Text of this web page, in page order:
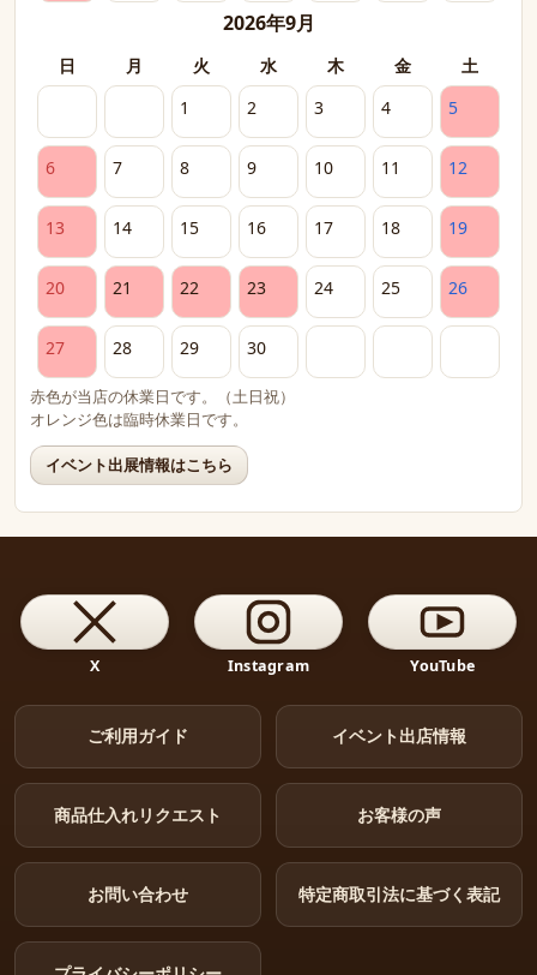
2026年9月
日 月 火 水 木 金
土
1
2 3 4 5
6 7 8 9 10 11 12
13 14 15 16 17 18 19
20 21 22 23 24 25 26
27 28 29 30
赤色が当店の休業日です。（土日祝）
オレンジ色は臨時休業日です。
イベント出展情報はこちら
X Instagram YouTube
ご利用ガイド イベント出店情報
商品仕入れリクエスト お客様の声
お問い合わせ 特定商取引法に基づく表記